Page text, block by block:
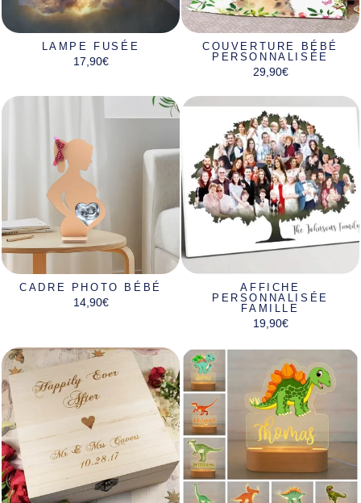
LAMPE FUSÉE
17,90€
COUVERTURE BÉBÉ
PERSONNALISÉE
29,90€
CADRE PHOTO BÉBÉ
14,90€
AFFICHE
PERSONNALISÉE
FAMILLE
19,90€